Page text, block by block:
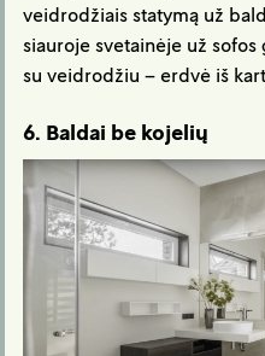
veidrodžiais statymą už
siauroje svetainėje už
su veidrodžiu – erdvė iš
6. Baldai be kojelių